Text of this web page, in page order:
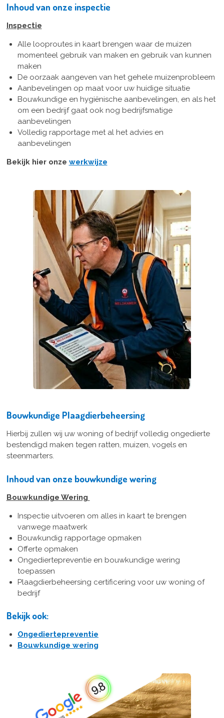
Inhoud van onze inspectie
Inspectie
Alle looproutes in kaart brengen waar de muizen
momenteel gebruik van maken en gebruik van kunnen
maken
De oorzaak aangeven van het gehele muizenprobleem
Aanbevelingen op maat voor uw huidige situatie
Bouwkundige en hygiënische aanbevelingen, en als het
om een bedrijf gaat ook nog bedrijfsmatige
aanbevelingen
Volledig rapportage met al het advies en
aanbevelingen
Bekijk hier onze werkwijze
Bouwkundige Plaagdierbeheersing
Hierbij zullen wij uw woning of bedrijf volledig ongedierte
bestendigd maken tegen ratten, muizen, vogels en
steenmarters.
Inhoud van onze bouwkundige wering
Bouwkundige Wering
Inspectie uitvoeren om alles in kaart te brengen
vanwege maatwerk
Bouwkundig rapportage opmaken
Offerte opmaken
Ongediertepreventie en bouwkundige wering
toepassen
Plaagdierbeheersing certificering voor uw woning of
bedrijf
Bekijk ook:
Ongediertepreventie
Bouwkundige wering